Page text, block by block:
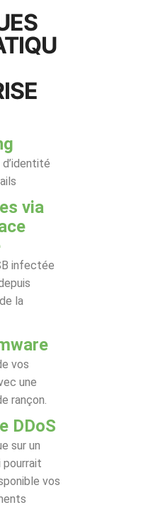
via
infectée
la
vos
une
rançon.
DDoS
sur un
pourrait
vos